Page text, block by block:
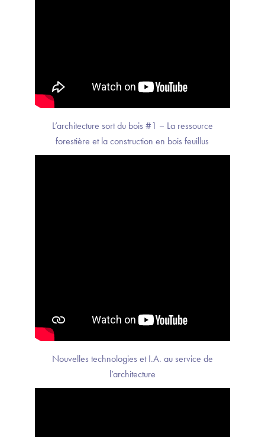
L’architecture sort du bois #1 – La ressource
forestière et la construction en bois feuillus
Nouvelles technologies et I.A. au service de
l’architecture